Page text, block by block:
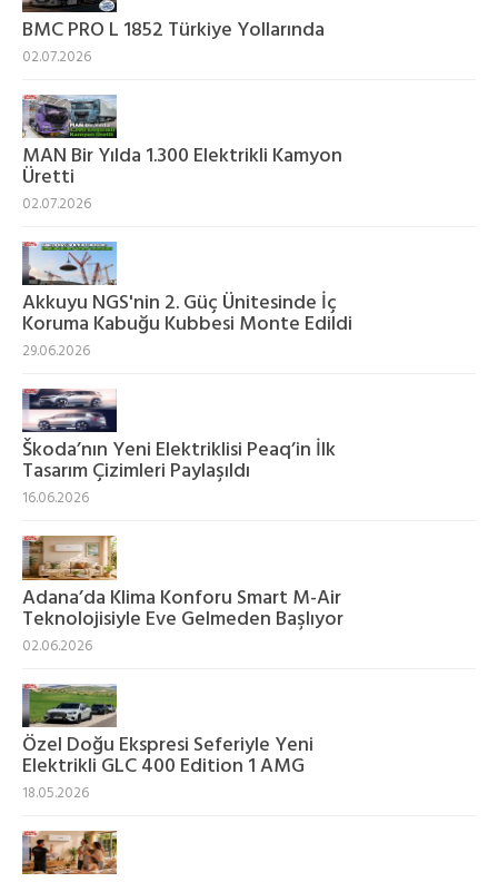
BMC PRO L 1852 Türkiye Yollarında
02.07.2026
MAN Bir Yılda 1.300 Elektrikli Kamyon
Üretti
02.07.2026
Akkuyu NGS'nin 2. Güç Ünitesinde İç
Koruma Kabuğu Kubbesi Monte Edildi
29.06.2026
Škoda’nın Yeni Elektriklisi Peaq’in İlk
Tasarım Çizimleri Paylaşıldı
16.06.2026
Adana’da Klima Konforu Smart M-Air
Teknolojisiyle Eve Gelmeden Başlıyor
02.06.2026
Özel Doğu Ekspresi Seferiyle Yeni
Elektrikli GLC 400 Edition 1 AMG
18.05.2026